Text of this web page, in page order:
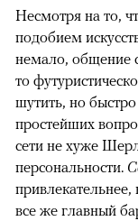
Несмотря на то,
подобием
немало, общение
то
шутить, но
простейших
сети не хуже
персональности.
все же главный